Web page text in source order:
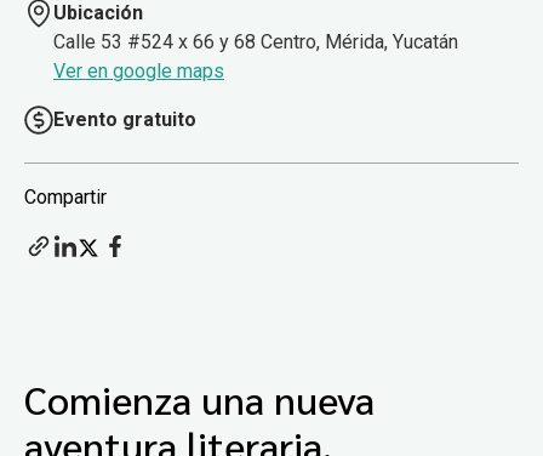
Ubicación
Calle 53 #524 x 66 y 68 Centro, Mérida, Yucatán
Ver en google maps
Evento gratuito
Compartir
Comienza una nueva
aventura literaria.